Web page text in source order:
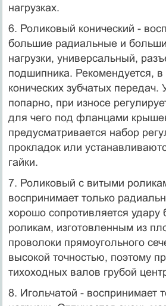
нагрузках.
6. Роликовый конический -
большие ради­альные и
нагрузки, универсальный,
подшипника. Рекомендуется, в
конических зубчатых передач.
попарно, при износе
для чего под фланцами
предусматривается набор
прокладок или
гайки.
7. Роликовый с витыми
воспринимает только
хорошо сопротивляется удару
роликам, изготовленным из
проволоки прямоугольного
вы­сокой точностью, поэтому
тихоходных валов грубой
8. Игольчатой - воспринимает